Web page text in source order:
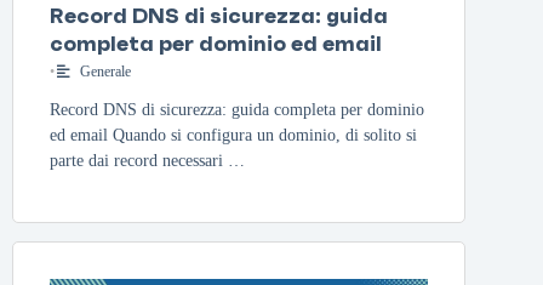
Record DNS di sicurezza: guida
completa per dominio ed email
• Generale
Record DNS di sicurezza: guida completa per dominio
ed email Quando si configura un dominio, di solito si
parte dai record necessari …